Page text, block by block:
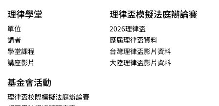
理律學堂
單位
講者
學堂課程
講座影片
理律盃模擬法庭辯論賽
2026理律盃
歷屆理律盃資料
台灣理律盃影片資料
大陸理律盃影片資料
基金會活動
理律盃校際模擬法庭辯論賽